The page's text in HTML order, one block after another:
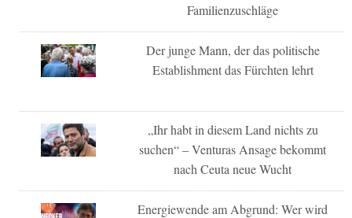
Familienzuschläge
Der junge Mann, der das politische
Establishment das Fürchten lehrt
„Ihr habt in diesem Land nichts zu
suchen“ – Venturas Ansage bekommt
nach Ceuta neue Wucht
Energiewende am Abgrund: Wer wird